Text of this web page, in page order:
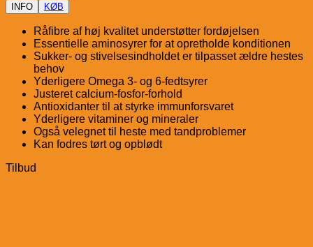
INFO KØB
Råfibre af høj kvalitet understøtter fordøjelsen
Essentielle aminosyrer for at opretholde konditionen
Sukker- og stivelsesindholdet er tilpasset ældre hestes
behov
Yderligere Omega 3- og 6-fedtsyrer
Justeret calcium-fosfor-forhold
Antioxidanter til at styrke immunforsvaret
Yderligere vitaminer og mineraler
Også velegnet til heste med tandproblemer
Kan fodres tørt og opblødt
Tilbud